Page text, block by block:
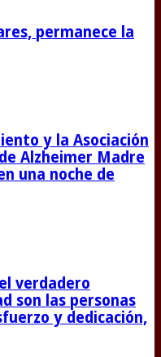
permanece la
y la Asociación
Alzheimer Madre
una noche de
verdadero
son las personas
y dedicación,